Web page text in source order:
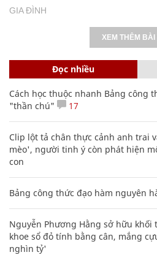
GIA ĐÌNH
XEM THÊM BÀI
Đọc nhiều
Cách học thuộc nhanh Bảng công
"thần chú"
17
Clip lột tả chân thực cảnh anh trai
mèo', người tinh ý còn phát hiện
con
Bảng công thức đạo hàm nguyên
Nguyễn Phương Hằng sở hữu
khoe sổ đỏ tính bằng cân, mắng
nghìn tỷ'